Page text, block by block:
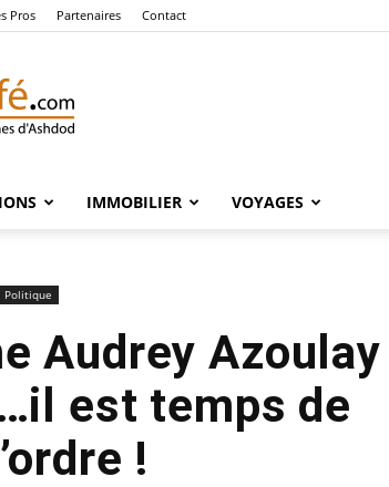
Pros Partenaires Contact
IMMOBILIER VOYAGES
Politique
Audrey Azoulay
est temps de
!